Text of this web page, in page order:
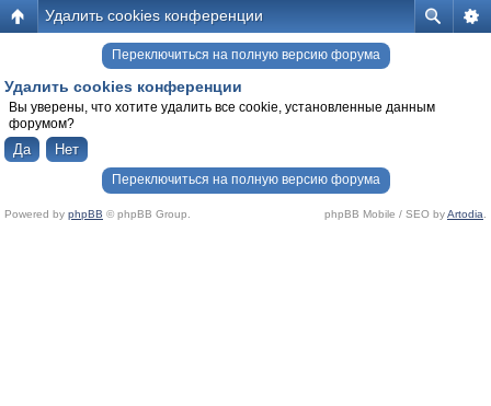
Удалить cookies конференции
Переключиться на полную версию форума
Удалить cookies конференции
Вы уверены, что хотите удалить все cookie, установленные данным
форумом?
Переключиться на полную версию форума
Powered by phpBB © phpBB Group. phpBB Mobile / SEO byArtodia